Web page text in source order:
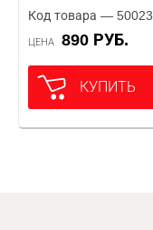
Код товара —
ЦЕНА 890 РУБ.
КУПИТЬ